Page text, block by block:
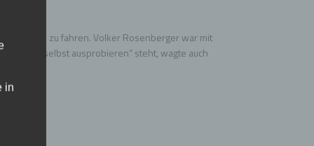
Probe zu fahren. Volker Rosenberger war mit
das „selbst ausprobieren“ steht, wagte auch
in